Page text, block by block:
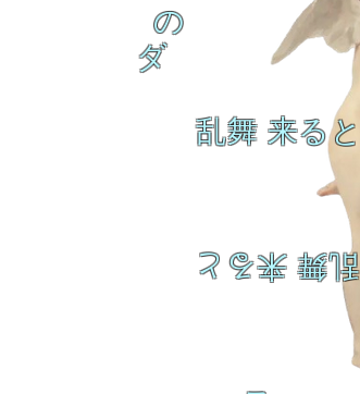
乱舞 来ると
乱舞 来ると
の
ダ